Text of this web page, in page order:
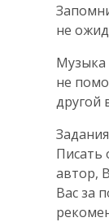
не
Музыка
не
другой
Писать
автор,
Вас за